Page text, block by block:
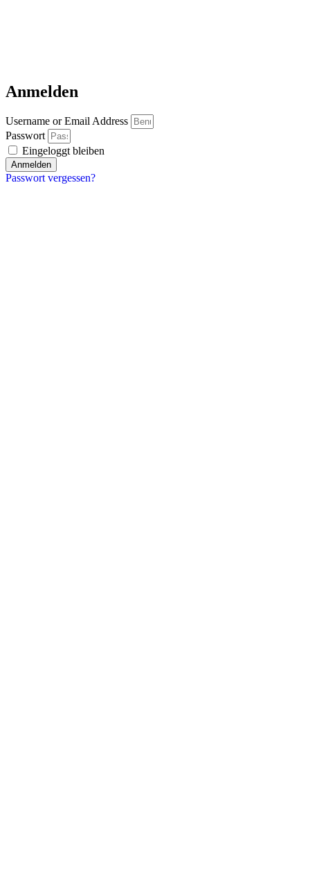
Anmelden
Username or Email Address
Passwort
Eingeloggt bleiben
Anmelden
Passwort vergessen?